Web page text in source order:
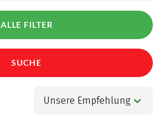
ALLE FILTER
SUCHE
Unsere Empfehlung